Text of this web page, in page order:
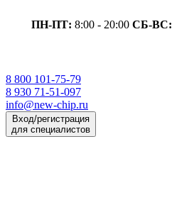
ПН-ПТ: 8:00 - 20:00 СБ-ВС:
8 800 101-75-79
8 930 71-51-097
info@new-chip.ru
Вход/регистрация
для специалистов